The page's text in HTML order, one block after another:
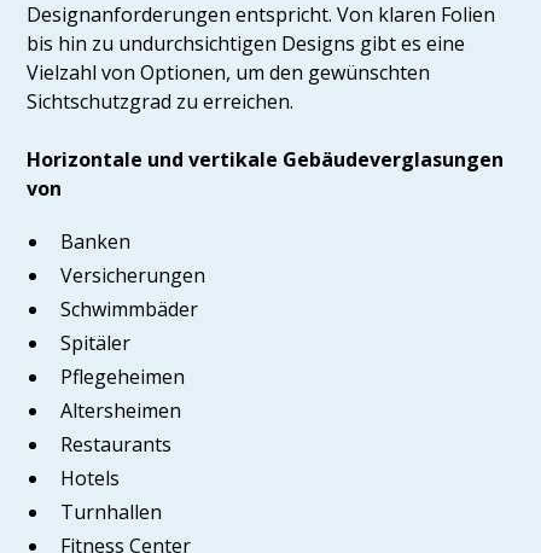
Designanforderungen entspricht. Von klaren Folien
bis hin zu undurchsichtigen Designs gibt es eine
Vielzahl von Optionen, um den gewünschten
Sichtschutzgrad zu erreichen.
Horizontale und vertikale Gebäudeverglasungen
von
Banken
Versicherungen
Schwimmbäder
Spitäler
Pflegeheimen
Altersheimen
Restaurants
Hotels
Turnhallen
Fitness Center